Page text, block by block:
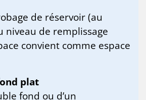
de réservoir (au
niveau de remplissage
convient comme espace
plat
fond ou d’un